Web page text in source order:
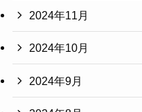
2024年11月
2024年10月
2024年9月